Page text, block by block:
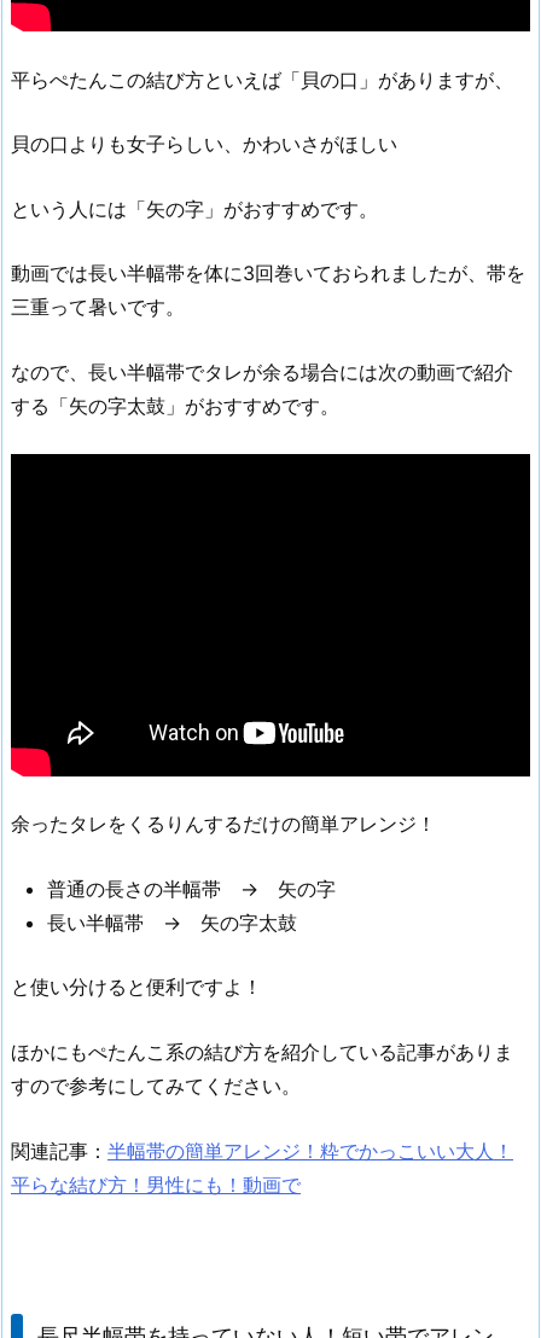
平らぺたんこの結び方といえば「貝の口」がありますが、
貝の口よりも女子らしい、かわいさがほしい
という人には「矢の字」がおすすめです。
動画では長い半幅帯を体に3回巻いておられましたが、帯を
三重って暑いです。
なので、長い半幅帯でタレが余る場合には次の動画で紹介
する「矢の字太鼓」がおすすめです。
余ったタレをくるりんするだけの簡単アレンジ！
普通の長さの半幅帯 → 矢の字
長い半幅帯 → 矢の字太鼓
と使い分けると便利ですよ！
ほかにもぺたんこ系の結び方を紹介している記事がありま
すので参考にしてみてください。
関連記事： 半幅帯の簡単アレンジ！粋でかっこいい大人！
平らな結び方！男性にも！動画で